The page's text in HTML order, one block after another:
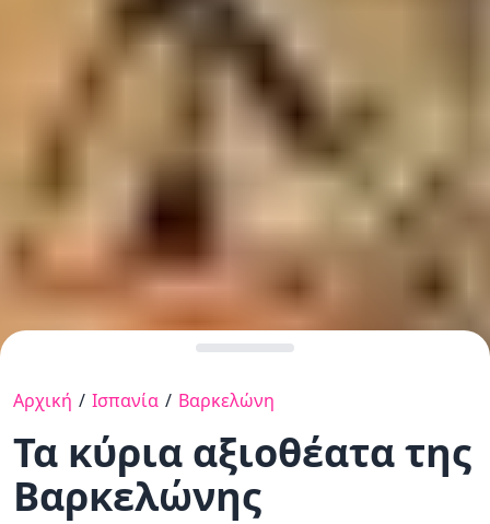
Αρχική / Ισπανία / Βαρκελώνη
Τα κύρια αξιοθέατα της
Βαρκελώνης